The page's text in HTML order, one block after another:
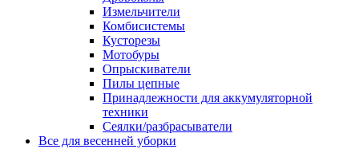
Измельчители
Комбисистемы
Кусторезы
Мотобуры
Опрыскиватели
Пилы цепные
Принадлежности для аккумуляторной
техники
Сеялки/разбрасыватели
Все для весенней уборки